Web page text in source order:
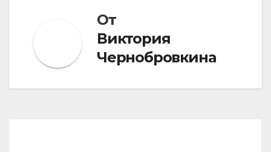
От
Виктория
Чернобровкина